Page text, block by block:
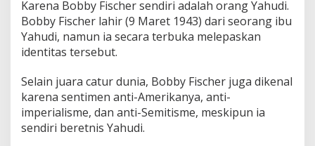
Karena Bobby Fischer sendiri adalah orang Yahudi.
Bobby Fischer lahir (9 Maret 1943) dari seorang ibu
Yahudi, namun ia secara terbuka melepaskan
identitas tersebut.
Selain juara catur dunia, Bobby Fischer juga dikenal
karena sentimen anti-Amerikanya, anti-
imperialisme, dan anti-Semitisme, meskipun ia
sendiri beretnis Yahudi.